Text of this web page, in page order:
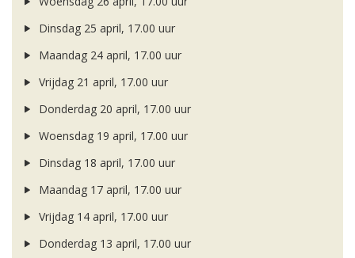
Dinsdag 25 april, 17.00 uur
Maandag 24 april, 17.00 uur
Vrijdag 21 april, 17.00 uur
Donderdag 20 april, 17.00 uur
Woensdag 19 april, 17.00 uur
Dinsdag 18 april, 17.00 uur
Maandag 17 april, 17.00 uur
Vrijdag 14 april, 17.00 uur
Donderdag 13 april, 17.00 uur